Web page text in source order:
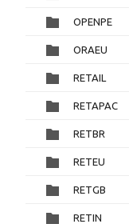
OPENPE
ORAEU
RETAIL
RETAPAC
RETBR
RETEU
RETGB
RETIN